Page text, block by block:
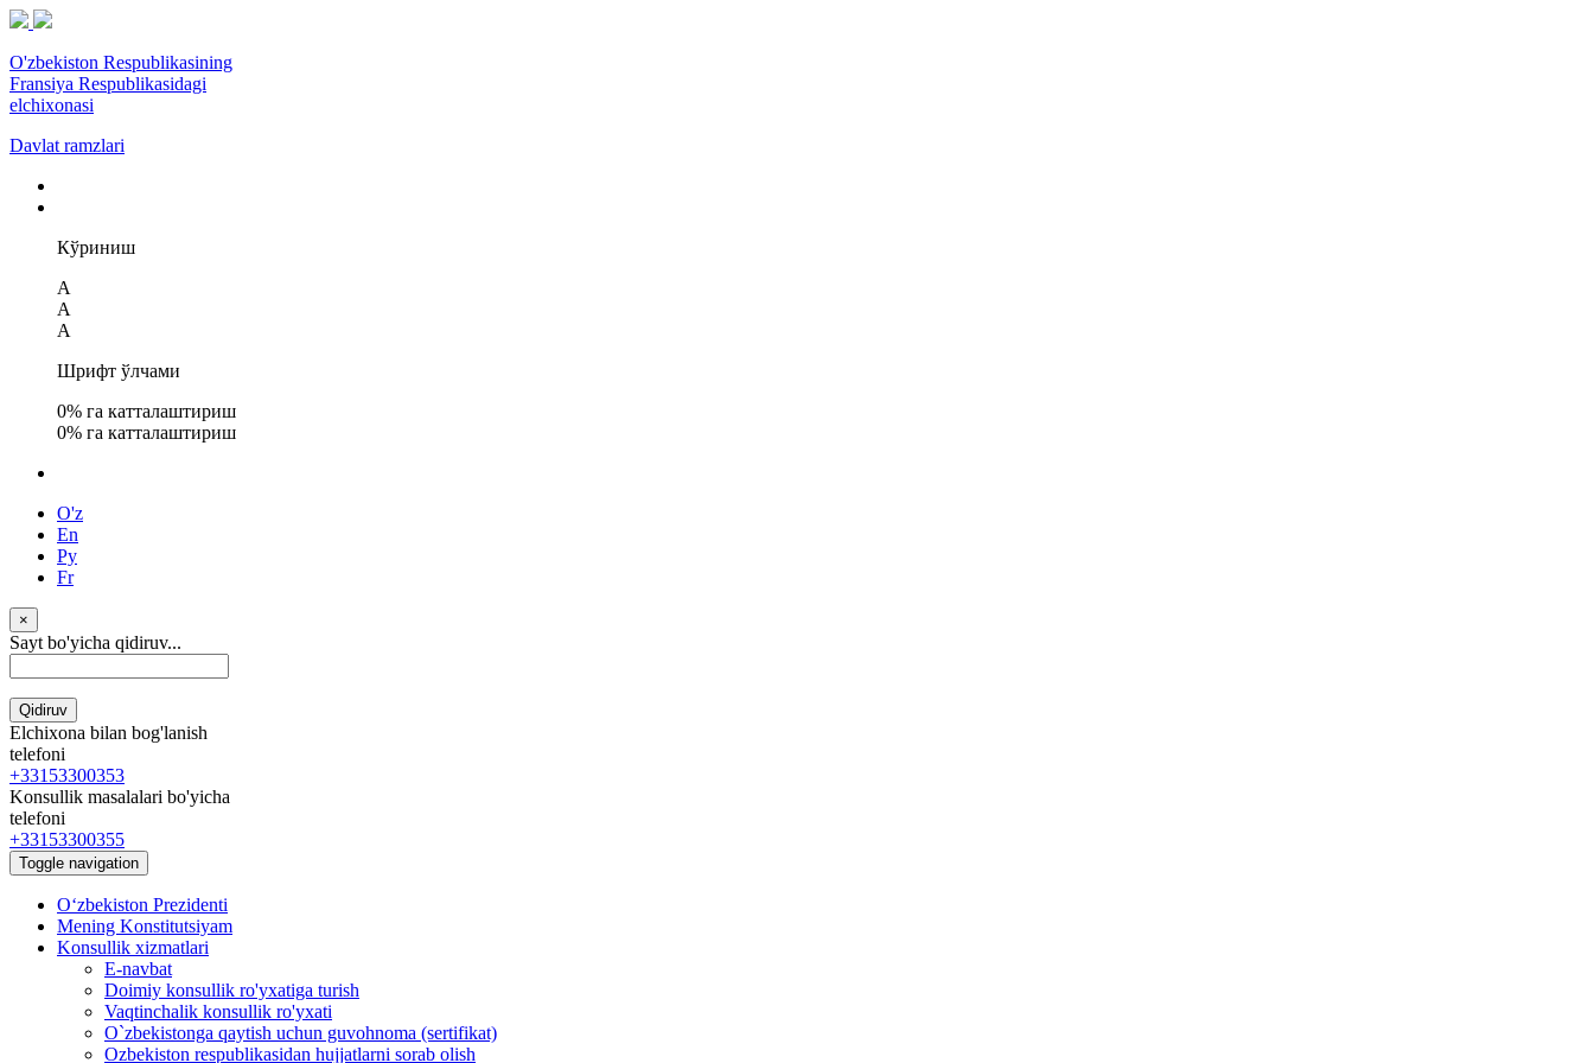
O'zbekiston Respublikasining
Fransiya Respublikasidagi
elchixonasi
Davlat ramzlari
Кўриниш
A
A
A
Шрифт ўлчами
0% га катталаштириш
0% га катталаштириш
O'z
En
Ру
Fr
×
Sayt bo'yicha qidiruv...
Qidiruv
Elchixona bilan bog'lanish
telefoni
+33153300353
Konsullik masalalari bo'yicha
telefoni
+33153300355
Toggle navigation
Oʻzbekiston Prezidenti
Mening Konstitutsiyam
Konsullik xizmatlari
E-navbat
Doimiy konsullik ro'yxatiga turish
Vaqtinchalik konsullik ro'yxati
O`zbekistonga qaytish uchun guvohnoma (sertifikat)
Ozbekiston respublikasidan hujjatlarni sorab olish